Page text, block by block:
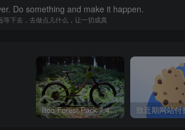
查的实用程序清单工具。
简单的重复资产或复杂模型。
Do something and make it happen.
等下去，去做点儿什么，让一切成真
Itoo Forest Pack 7.4.20 森林插件 For 3DSMAX 2014 ~ 2023 汉化永久版